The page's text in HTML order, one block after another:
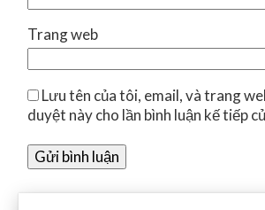
Trang web
Lưu tên của tôi, email, và trang
duyệt này cho lần bình luận kế tiếp